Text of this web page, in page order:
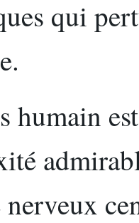
qui
humain
nerveux